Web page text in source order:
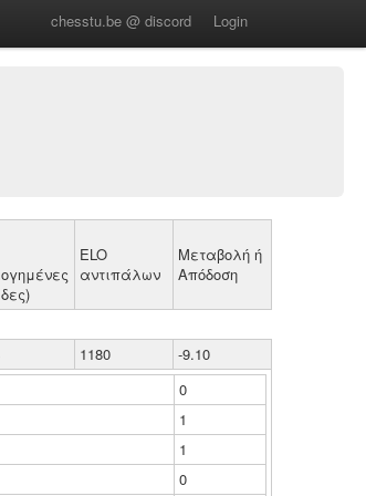
chesstu.be @ discord Login
ELO
αντιπάλων
Μεταβολή ή
Απόδοση
1180
-9.10
0
1
1
0